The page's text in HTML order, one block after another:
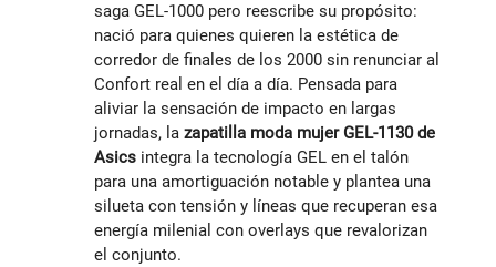
saga GEL-1000 pero reescribe su propósito:
nació para quienes quieren la estética de
corredor de finales de los 2000 sin renunciar al
Confort real en el día a día. Pensada para
aliviar la sensación de impacto en largas
jornadas, la zapatilla moda mujer GEL-1130 de
Asics integra la tecnología GEL en el talón
para una amortiguación notable y plantea una
silueta con tensión y líneas que recuperan esa
energía milenial con overlays que revalorizan
el conjunto.